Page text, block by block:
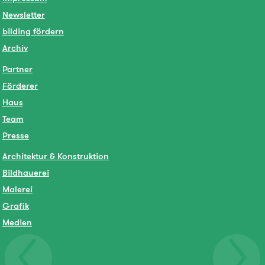
Newsletter
bilding fördern
Archiv
Partner
Förderer
Haus
Team
Presse
Architektur & Konstruktion
Bildhauerei
Malerei
Grafik
Medien